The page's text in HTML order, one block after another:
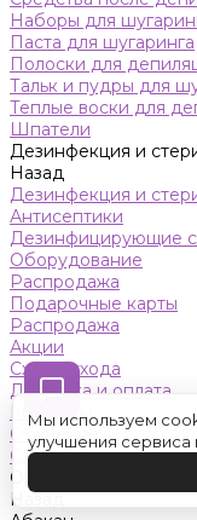
Наборы для
Паста для шугаринга
Полоски для
Тальк и пудры для
Теплые воски для
Шпатели
Дезинфекция и
Назад
Дезинфекция и
Антисептики
Дезинфицирующие
Оборудование
Распродажа
Подарочные карты
Распродажа
Акции
Схемы ухода
Доставка и оплата
Контакты
Обучение
Салон красоты
Оренбург
Назад
Мы используем
улучшения сервиса